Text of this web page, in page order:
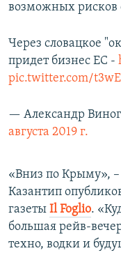
возможных рисков
Через словацкое
придет бизнес ЕС -
pic.twitter.com/
— Александр
августа 2019 г.
«Вниз по Крыму», –
Казантип
газеты Il Foglio.
большая рейв-
техно, водки и